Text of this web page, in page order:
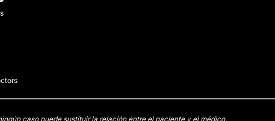
caso puede sustituir la relación entre el paciente y el médico.